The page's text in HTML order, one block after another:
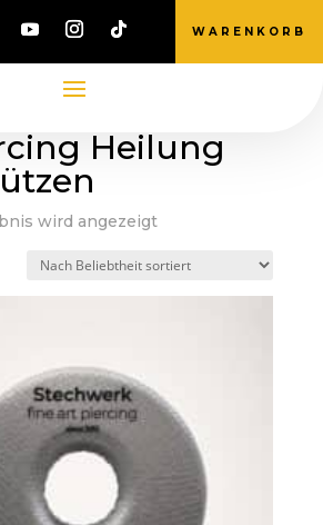
WARENKORB
verschlagwortet mit
unterstützen“
Heilung
wird angezeigt